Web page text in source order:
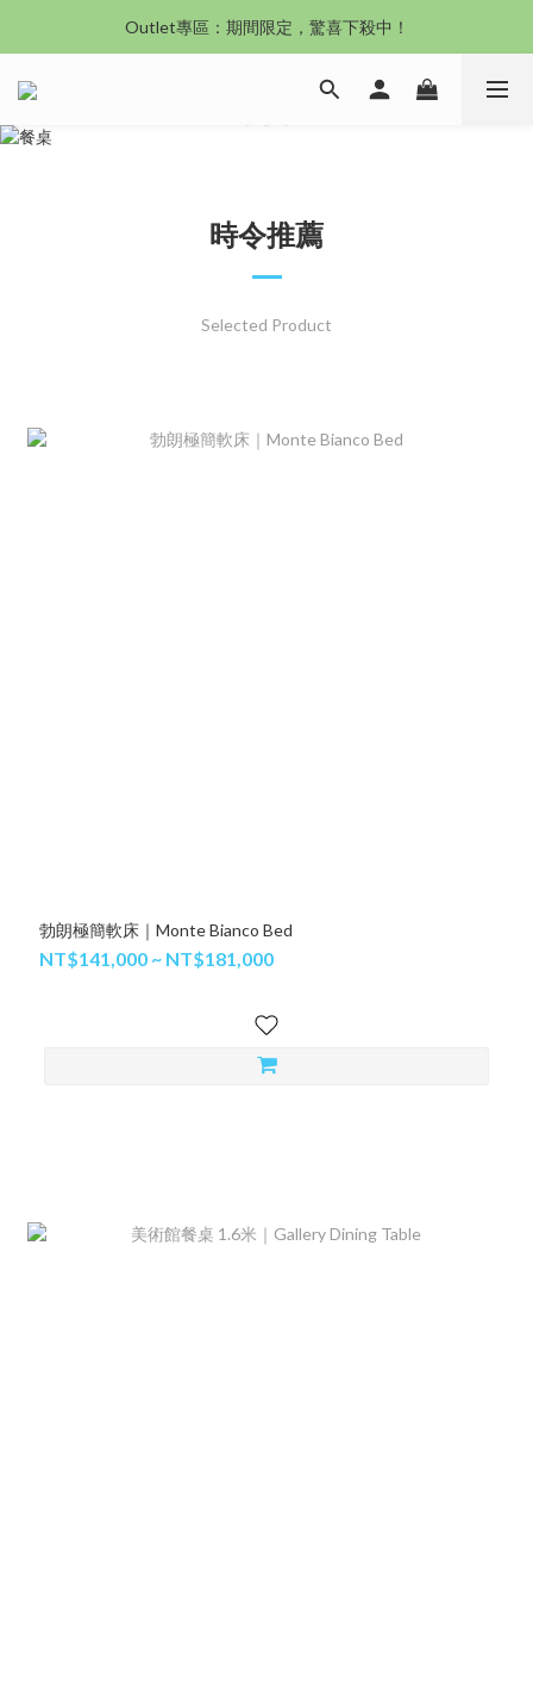
沙發新登場｜想躺就躺，頭等艙到商務艙一次擁有
沙發新登場｜想躺就躺，頭等艙到商務艙一次擁有
時令推薦
Selected Product
勃朗極簡軟床｜Monte Bianco Bed
NT$141,000 ~ NT$181,000